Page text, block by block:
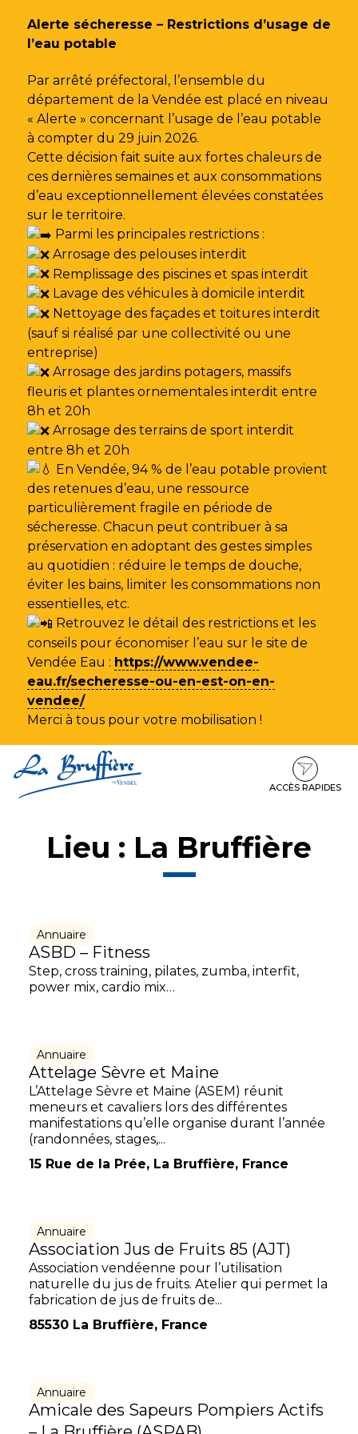
Alerte sécheresse – Restrictions d’usage de
l’eau potable
Par arrêté préfectoral, l’ensemble du
département de la Vendée est placé en niveau
« Alerte » concernant l’usage de l’eau potable
à compter du 29 juin 2026.
Cette décision fait suite aux fortes chaleurs de
ces dernières semaines et aux consommations
d’eau exceptionnellement élevées constatées
sur le territoire.
Parmi les principales restrictions :
Arrosage des pelouses interdit
Remplissage des piscines et spas interdit
Lavage des véhicules à domicile interdit
Nettoyage des façades et toitures interdit
(sauf si réalisé par une collectivité ou une
entreprise)
Arrosage des jardins potagers, massifs
fleuris et plantes ornementales interdit entre
8h et 20h
Arrosage des terrains de sport interdit
entre 8h et 20h
En Vendée, 94 % de l’eau potable provient
des retenues d’eau, une ressource
particulièrement fragile en période de
sécheresse. Chacun peut contribuer à sa
préservation en adoptant des gestes simples
au quotidien : réduire le temps de douche,
éviter les bains, limiter les consommations non
essentielles, etc.
Retrouvez le détail des restrictions et les
conseils pour économiser l’eau sur le site de
Vendée Eau : https://www.vendee-
eau.fr/secheresse-ou-en-est-on-en-
vendee/
Merci à tous pour votre mobilisation !
au
contenu
au
ACCÈS RAPIDES
Lieu : La Bruffière
Annuaire
ASBD – Fitness
Step, cross training, pilates, zumba, interfit,
power mix, cardio mix…
Annuaire
Attelage Sèvre et Maine
L’Attelage Sèvre et Maine (ASEM) réunit
meneurs et cavaliers lors des différentes
manifestations qu’elle organise durant l’année
(randonnées, stages,...
15 Rue de la Prée, La Bruffière, France
Annuaire
Association Jus de Fruits 85 (AJT)
Association vendéenne pour l’utilisation
naturelle du jus de fruits. Atelier qui permet la
fabrication de jus de fruits de...
85530 La Bruffière, France
Annuaire
Amicale des Sapeurs Pompiers Actifs